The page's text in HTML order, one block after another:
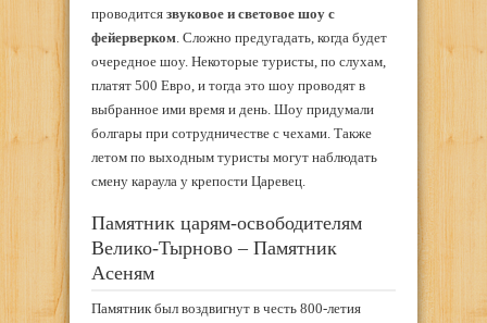
проводится звуковое и световое шоу с
фейерверком. Сложно предугадать, когда будет
очередное шоу. Некоторые туристы, по слухам,
платят 500 Евро, и тогда это шоу проводят в
выбранное ими время и день. Шоу придумали
болгары при сотрудничестве с чехами. Также
летом по выходным туристы могут наблюдать
смену караула у крепости Царевец.
Памятник царям-освободителям
Велико-Тырново – Памятник
Асеням
Памятник был воздвигнут в честь 800-летия